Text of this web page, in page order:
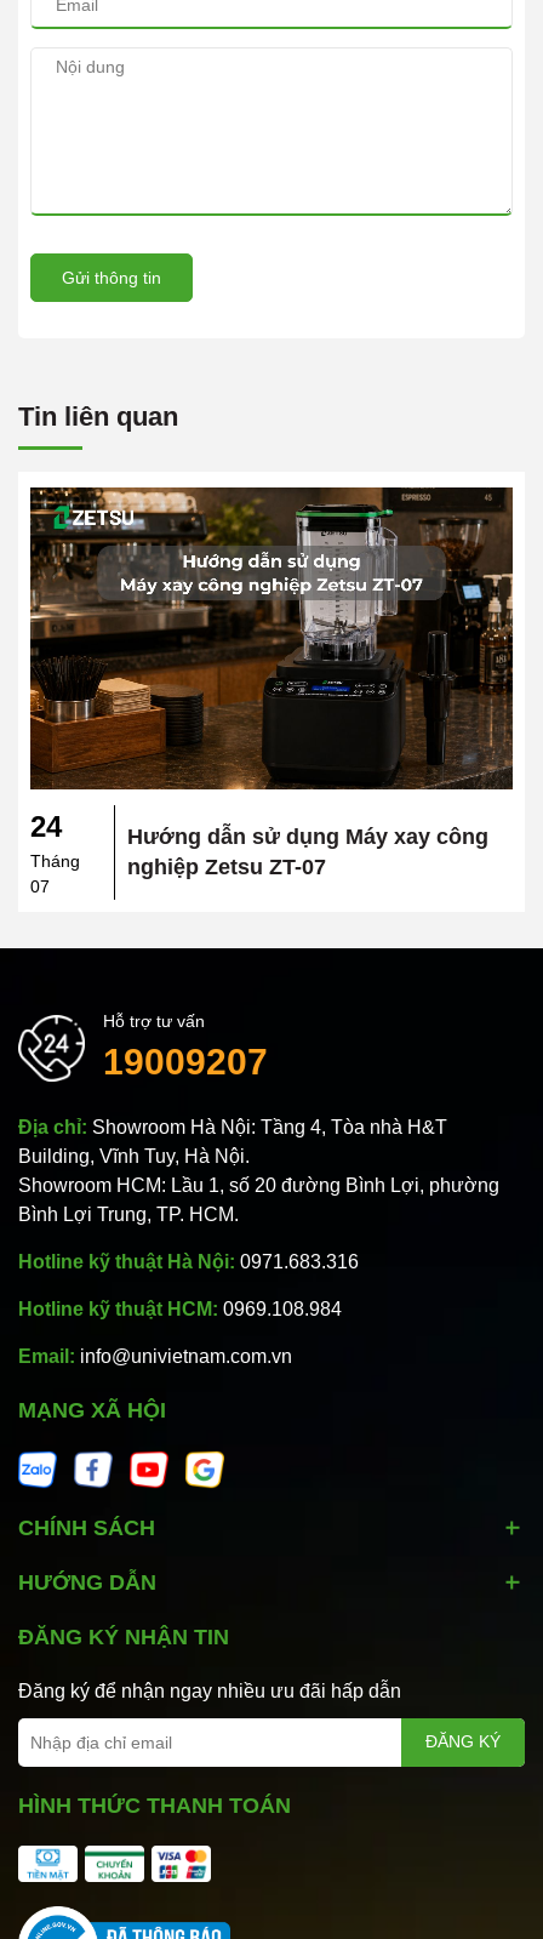
Gửi thông tin
Tin liên quan
24
Tháng
07
Hướng dẫn sử dụng Máy xay công
nghiệp Zetsu ZT-07
Hỗ trợ tư vấn
19009207
Địa chỉ: Showroom Hà Nội: Tầng 4, Tòa nhà H&T
Building, Vĩnh Tuy, Hà Nội.
Showroom HCM: Lầu 1, số 20 đường Bình Lợi, phường
Bình Lợi Trung, TP. HCM.
Hotline kỹ thuật Hà Nội: 0971.683.316
Hotline kỹ thuật HCM: 0969.108.984
Email: info@univietnam.com.vn
MẠNG XÃ HỘI
CHÍNH SÁCH
HƯỚNG DẪN
ĐĂNG KÝ NHẬN TIN
Đăng ký để nhận ngay nhiều ưu đãi hấp dẫn
ĐĂNG KÝ
HÌNH THỨC THANH TOÁN